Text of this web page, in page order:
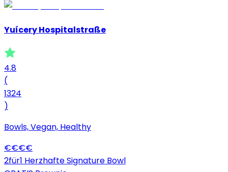
Yuícery Hospitalstraße
4.8
(
1324
)
Bowls, Vegan, Healthy
€€€€
2für1 Herzhafte Signature Bowl